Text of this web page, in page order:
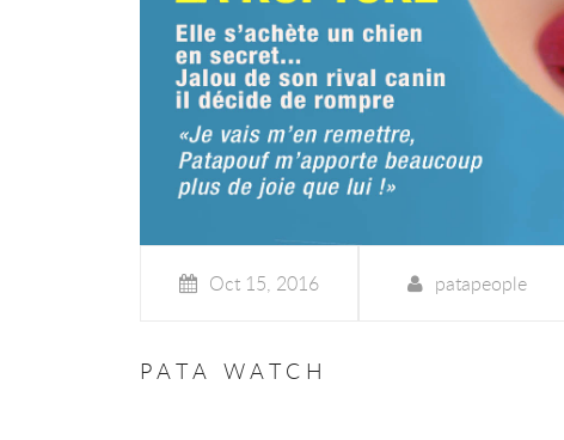
Oct 15, 2016 patapeople
PATA WATCH